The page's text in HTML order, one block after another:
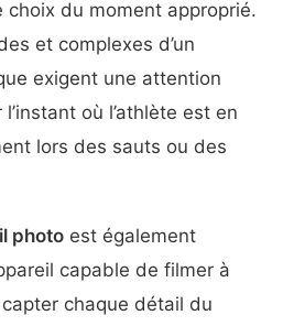
choix du moment approprié.
et complexes d’un
exigent une attention
où l’athlète est en
lors des sauts ou des
photo est également
capable de filmer à
chaque détail du